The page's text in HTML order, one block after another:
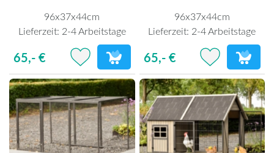
96x37x44cm
Lieferzeit: 2-4 Arbeitstage
65,- €
96x37x44cm
Lieferzeit: 2-4 Arbeitstage
65,- €